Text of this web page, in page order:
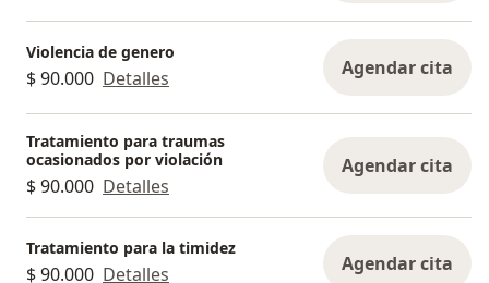
Violencia de genero
$ 90.000 Detalles Agendar cita
Tratamiento para traumas
ocasionados por violación
$ 90.000 Detalles
Agendar cita
Tratamiento para la timidez
$ 90.000 Detalles Agendar cita